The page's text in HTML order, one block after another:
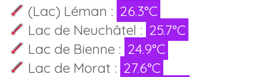
(Lac) Léman : 26.3°C
Lac de Neuchâtel : 25.7°C
Lac de Bienne : 24.9°C
Lac de Morat : 27.6°C